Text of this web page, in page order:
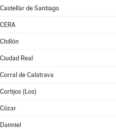
Castellar de Santiago
CERA
Chillón
Ciudad Real
Corral de Calatrava
Cortijos (Los)
Cózar
Daimiel